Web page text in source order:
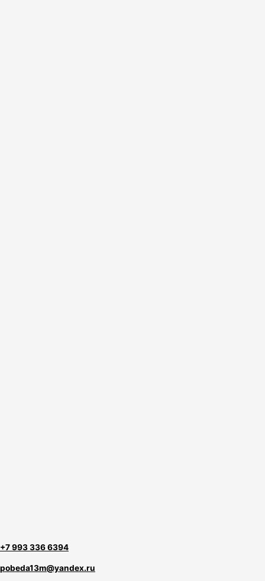
+7 993 336 6394
pobeda13m@yandex.ru